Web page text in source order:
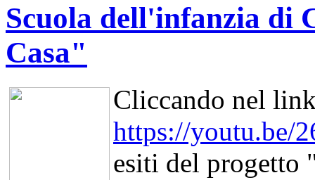
Scuola dell'infanzia di
Casa"
Cliccando nel
https://youtu.be/
esiti del progetto